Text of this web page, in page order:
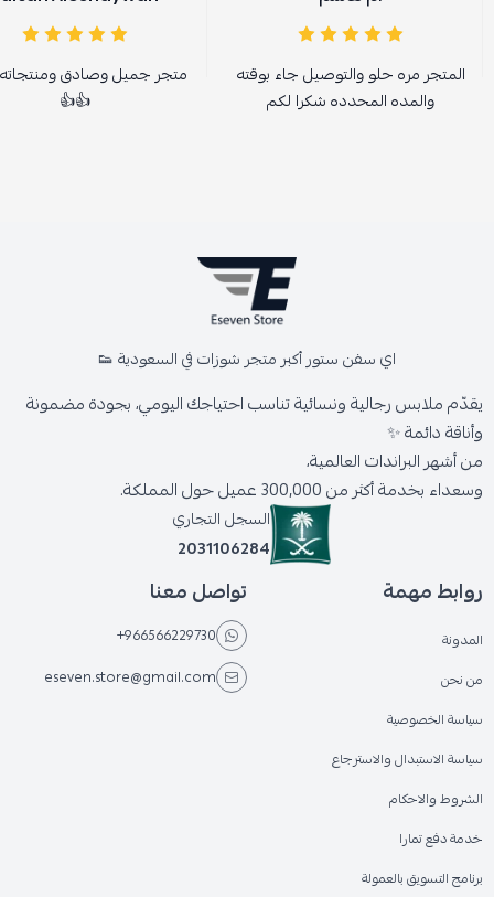
المتجر مره حلو والتوصيل جاء بوقته
والمده المحدده شكرا لكم
متجر جميل وصادق
👍👍
اي سفن ستور أكبر متجر شوزات في السعودية 👟
يقدّم ملابس رجالية ونسائية تناسب احتياجك اليومي، بجودة مضمونة
وأناقة دائمة ✨
من أشهر البراندات العالمية،
وسعداء بخدمة أكثر من 300,000 عميل حول المملكة.
السجل التجاري
2031106284
روابط مهمة
المدونة
من نحن
سياسة الخصوصية
سياسة الاستبدال والاسترجاع
الشروط والاحكام
خدمة دفع تمارا
برنامج التسويق بالعمولة
تواصل معنا
+966566229730
eseven.store@gmail.com